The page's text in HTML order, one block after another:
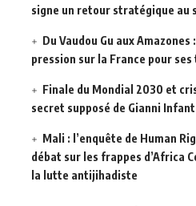
signe un retour stratégique au
Du Vaudou Gu aux
pression sur la France pour
Finale du Mondial 2030 et
secret supposé de Gianni
Mali : l’enquête de Human
débat sur les frappes d’Africa
la lutte antijihadiste